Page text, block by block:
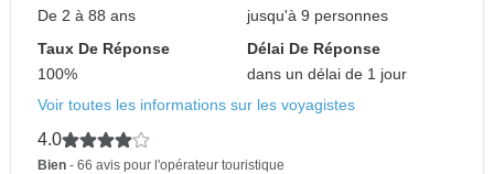
De 2 à 88 ans
jusqu'à 9 personnes
Taux De Réponse
100%
Délai De Réponse
dans un délai de 1 jour
Voir toutes les informations sur les voyagistes
4.0
Bien - 66 avis pour l'opérateur touristique